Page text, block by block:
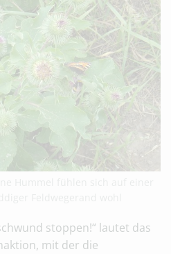
stoppen!“ lautet das
mit der die